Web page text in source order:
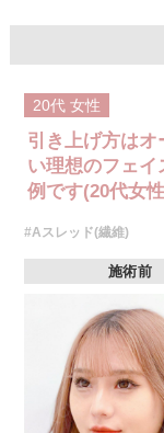
20代 女性
引き上げ方は
い理想のフェ
例です(20代女
#Aスレッド(繊維)
施術前